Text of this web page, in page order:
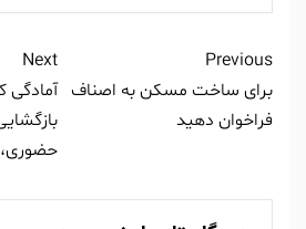
Previous
برای ساخت مسکن به اصناف
فراخوان دهید
Next
آمادگی
حضوری،